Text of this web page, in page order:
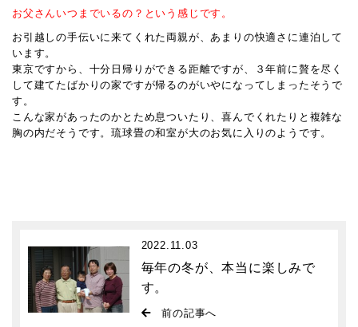
お父さんいつまでいるの？という感じです。
お引越しの手伝いに来てくれた両親が、あまりの快適さに連泊して
います。
東京ですから、十分日帰りができる距離ですが、３年前に贅を尽く
して建てたばかりの家ですが帰るのがいやになってしまったそうで
す。
こんな家があったのかとため息ついたり、喜んでくれたりと複雑な
胸の内だそうです。琉球畳の和室が大のお気に入りのようです。
2022.11.03
毎年の冬が、本当に楽しみで
す。
前の記事へ